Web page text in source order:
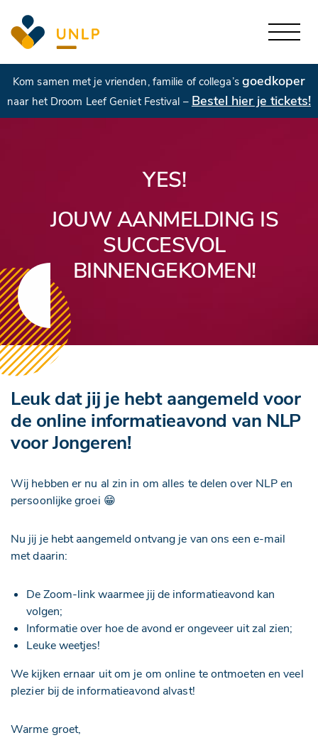
Kom samen met je vrienden, familie of collega’s goedkoper
naar het Droom Leef Geniet Festival – Bestel hier je tickets!
YES!
JOUW AANMELDING IS
SUCCESVOL
BINNENGEKOMEN!
Leuk dat jij je hebt aangemeld voor
de online informatieavond van NLP
voor Jongeren!
Wij hebben er nu al zin in om alles te delen over NLP en
persoonlijke groei 😁
Nu jij je hebt aangemeld ontvang je van ons een e-mail
met daarin:
De Zoom-link waarmee jij de informatieavond kan
volgen;
Informatie over hoe de avond er ongeveer uit zal zien;
Leuke weetjes!
We kijken ernaar uit om je om online te ontmoeten en veel
plezier bij de informatieavond alvast!
Warme groet,